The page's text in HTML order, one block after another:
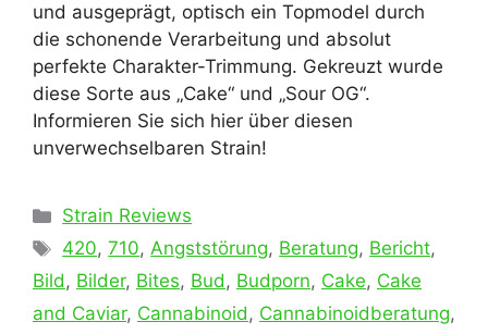
und ausgeprägt, optisch ein Topmodel durch
die schonende Verarbeitung und absolut
perfekte Charakter-Trimmung. Gekreuzt wurde
diese Sorte aus „Cake“ und „Sour OG“.
Informieren Sie sich hier über diesen
unverwechselbaren Strain!
Kategorien
Strain Reviews
Schlagwörter
420,710,Angststörung, Beratung, Bericht,
Bild, Bilder, Bites, Bud, Budporn, Cake, Cake
and Caviar, Cannabinoid, Cannabinoidberatung,